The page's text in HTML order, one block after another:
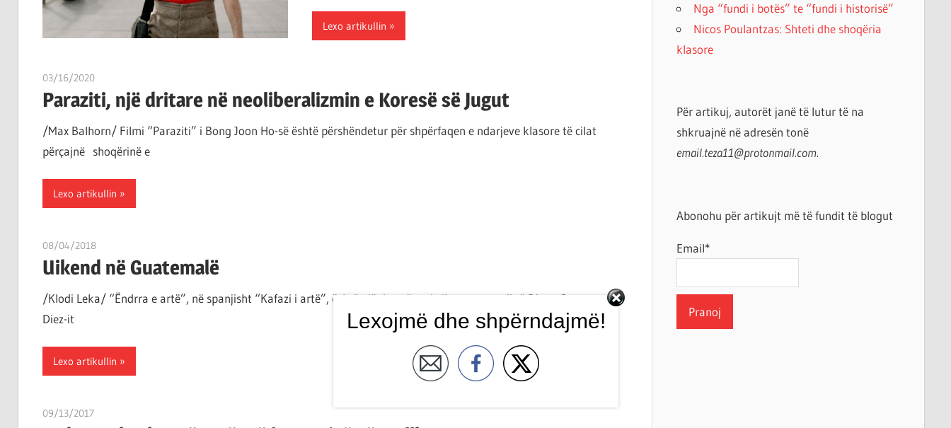
ta
Lexo artikullin
03/16/2020T11 2
Paraziti, një dritare në neoliberalizmin e Koresë së Jugut
/Max Balhorn/ Filmi “Paraziti” i Bong Joon Ho-së është përshëndetur për shpërfaqen e ndarjeve klasore të cilat
përçajnë shoqërinë e
Lexo artikullin
08/04/2018T 11
Uikend në Guatemalë
/Klodi Leka/ “Ëndrra e artë”, në spanjisht “Kafazi i artë”, është një dramë meksikane me regji të Diego Quemata
Diez-it
Lexo artikullin
09/13/2017T11 2
Nga “fundi i botës” te “fundi i historisë”
Nicos Poulantzas: Shteti dhe shoqëria
klasore
Për artikuj, autorët janë të lutur të na
shkruajnë në adresën tonë
email.teza11@protonmail.com.
Abonohu për artikujt më të fundit të blogut
Email*
Lexojmë dhe shpërndajmë!